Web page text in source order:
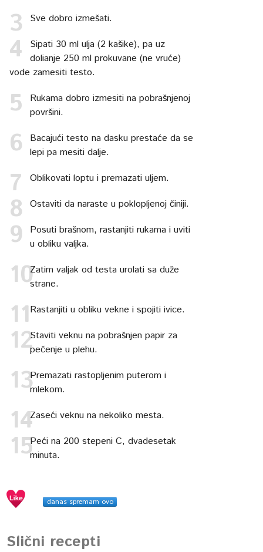
Sve dobro izmešati.
Sipati 30 ml ulja (2 kašike), pa uz
dolianje 250 ml prokuvane (ne vruće)
vode zamesiti testo.
Rukama dobro izmesiti na pobrašnjenoj
površini.
Bacajući testo na dasku prestaće da se
lepi pa mesiti dalje.
Oblikovati loptu i premazati uljem.
Ostaviti da naraste u poklopljenoj činiji.
Posuti brašnom, rastanjiti rukama i uviti
u obliku valjka.
Zatim valjak od testa urolati sa duže
strane.
Rastanjiti u obliku vekne i spojiti ivice.
Staviti veknu na pobrašnjen papir za
pečenje u plehu.
Premazati rastopljenim puterom i
mlekom.
Zaseći veknu na nekoliko mesta.
Peći na 200 stepeni C, dvadesetak
minuta.
danas spremam ovo
Slični recepti